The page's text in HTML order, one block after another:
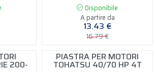
Disponibile
A partire da
13.43 €
16.79 €
200-
PIASTRA PER MOTORI
TOHATSU 40/70 HP 4T